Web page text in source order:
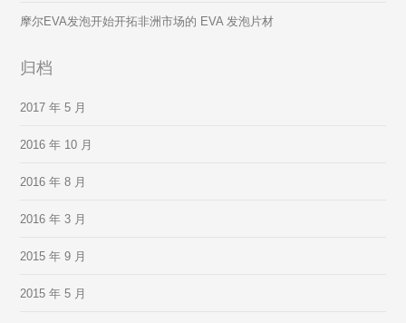
摩尔EVA发泡开始开拓非洲市场的 EVA 发泡片材
归档
2017 年 5 月
2016 年 10 月
2016 年 8 月
2016 年 3 月
2015 年 9 月
2015 年 5 月